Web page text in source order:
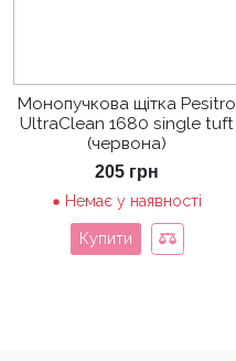
Монопучкова щітка Pesitro
UltraClean 1680 single tuft
(червона)
205 грн
Немає у наявності
Купити